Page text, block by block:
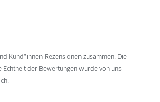
Kund*innen-Rezensionen zusammen. Die
der Bewertungen wurde von uns